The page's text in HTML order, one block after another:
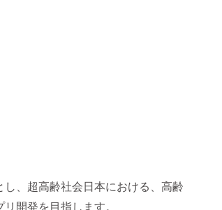
、超高齢社会日本における、高齢
開発を目指します。